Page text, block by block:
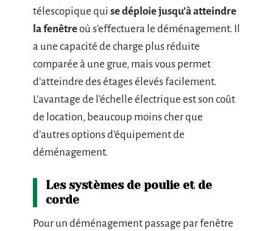
télescopique qui se déploie jusqu’à atteindre
la fenêtreoù s’effectuera le déménagement. Il
a une capacité de charge plus réduite
comparée à une grue, mais vous permet
d’atteindre des étages élevés facilement.
L’avantage de l’échelle électrique est son coût
de location, beaucoup moins cher que
d’autres options d’équipement de
déménagement.
Les systèmes de poulie et de
corde
Pour un déménagement passage par fenêtre